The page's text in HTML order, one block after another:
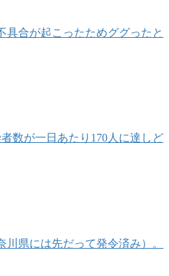
合が起こったためググったと
数が一日あたり170人に達しど
県には先だって発令済み）。